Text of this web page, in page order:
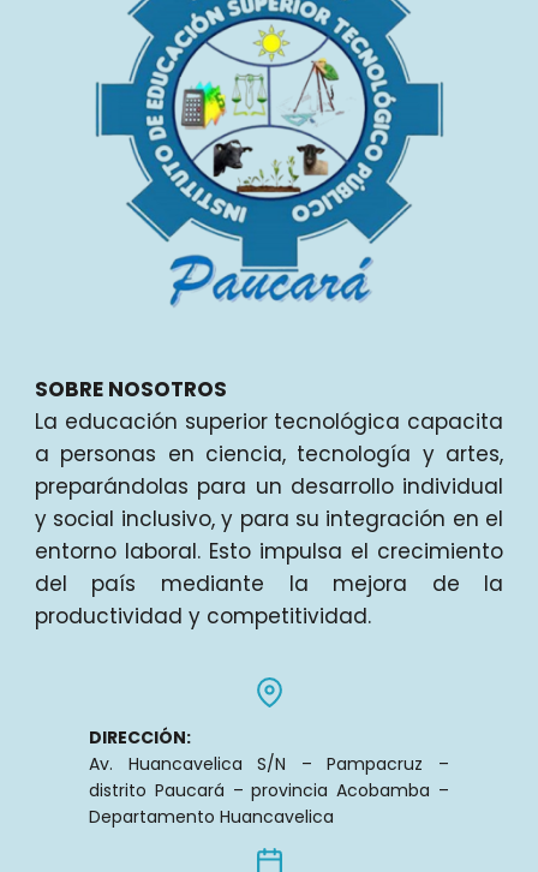
SOBRE NOSOTROS
La educación superior tecnológica capacita
a personas en ciencia, tecnología y artes,
preparándolas para un desarrollo individual
y social inclusivo, y para su integración en el
entorno laboral. Esto impulsa el crecimiento
del país mediante la mejora de la
productividad y competitividad.
DIRECCIÓN:
Av. Huancavelica S/N – Pampacruz –
distrito Paucará – provincia Acobamba –
Departamento Huancavelica